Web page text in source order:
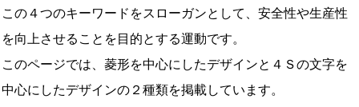
この４つのキーワードをスローガンとして、安全性や生産性
を向上させることを目的とする運動です。
このページでは、菱形を中心にしたデザインと４Ｓの文字を
中心にしたデザインの２種類を掲載しています。